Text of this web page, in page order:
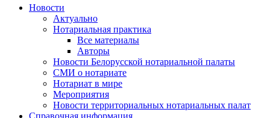
Новости
Актуально
Нотариальная практика
Все материалы
Авторы
Новости Белорусской нотариальной палаты
СМИ о нотариате
Нотариат в мире
Мероприятия
Новости территориальных нотариальных палат
Справочная информация